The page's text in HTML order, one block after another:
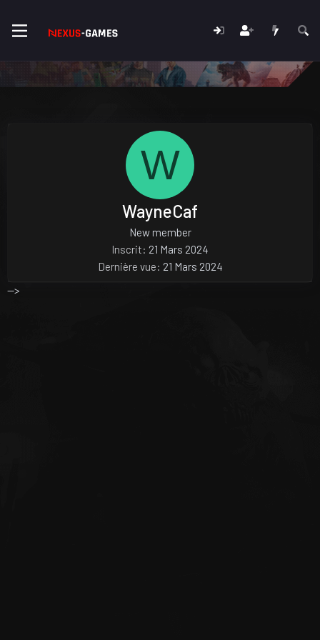
W
WayneCaf
New member
Inscrit
21 Mars 2024
Dernière vue
21 Mars 2024
-->